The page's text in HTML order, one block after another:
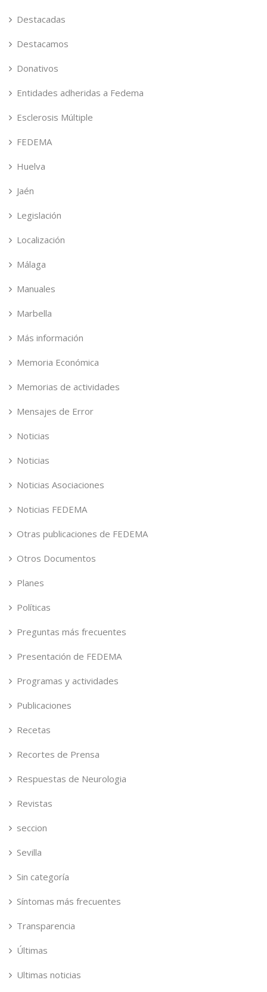
Destacadas
Destacamos
Donativos
Entidades adheridas a Fedema
Esclerosis Múltiple
FEDEMA
Huelva
Jaén
Legislación
Localización
Málaga
Manuales
Marbella
Más información
Memoria Económica
Memorias de actividades
Mensajes de Error
Noticias
Noticias
Noticias Asociaciones
Noticias FEDEMA
Otras publicaciones de FEDEMA
Otros Documentos
Planes
Políticas
Preguntas más frecuentes
Presentación de FEDEMA
Programas y actividades
Publicaciones
Recetas
Recortes de Prensa
Respuestas de Neurologia
Revistas
seccion
Sevilla
Sin categoría
Síntomas más frecuentes
Transparencia
Últimas
Ultimas noticias